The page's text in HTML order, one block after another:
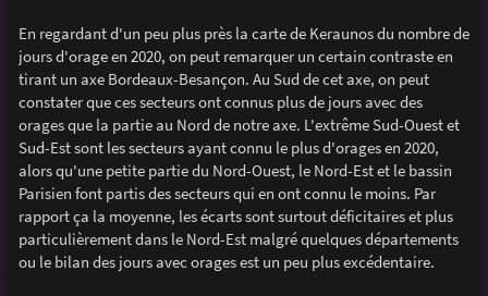
En regardant d'un peu plus près la carte de Keraunos du nombre de
jours d'orage en 2020, on peut remarquer un certain contraste en
tirant un axe Bordeaux-Besançon. Au Sud de cet axe, on peut
constater que ces secteurs ont connus plus de jours avec des
orages que la partie au Nord de notre axe. L'extrême Sud-Ouest et
Sud-Est sont les secteurs ayant connu le plus d'orages en 2020,
alors qu'une petite partie du Nord-Ouest, le Nord-Est et le bassin
Parisien font partis des secteurs qui en ont connu le moins. Par
rapport ça la moyenne, les écarts sont surtout déficitaires et plus
particulièrement dans le Nord-Est malgré quelques départements
ou le bilan des jours avec orages est un peu plus excédentaire.